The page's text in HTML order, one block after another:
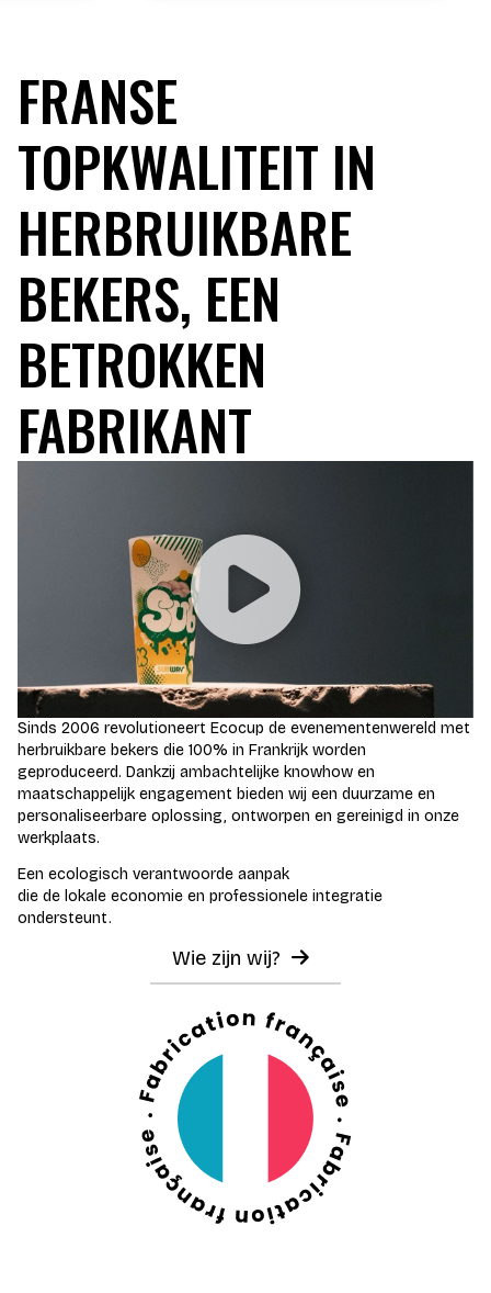
FRANSE
TOPKWALITEIT IN
HERBRUIKBARE
BEKERS, EEN
BETROKKEN
FABRIKANT
Sinds 2006 revolutioneert Ecocup de evenementenwereld met
herbruikbare bekers die 100% in Frankrijk worden
geproduceerd. Dankzij ambachtelijke knowhow en
maatschappelijk engagement bieden wij een duurzame en
personaliseerbare oplossing, ontworpen en gereinigd in onze
werkplaats.
Een ecologisch verantwoorde aanpak
die de lokale economie en professionele integratie
ondersteunt.
Wie zijn wij?